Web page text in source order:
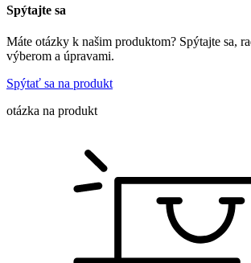
Spýtajte sa
Máte otázky k našim produktom? Spýtajte sa,
výberom a úpravami.
Spýtať sa na produkt
otázka na produkt